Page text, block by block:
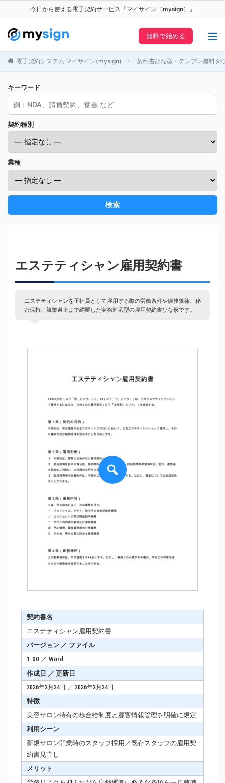
今日から使える電子契約サービス「マイサイン（mysign）」
無料で始める
電子契約システム マイサイン(mysign) 契約書ひな型・テンプレ無料ダ
キーワード
契約種別
業種
検索
エステティシャン雇用契約書
エステティシャンを正社員として雇用する際の労働条件や服務規律、秘
密保持、競業避止まで網羅した実務対応型の雇用契約書ひな形です。
契約書名
エステティシャン雇用契約書
バージョン ／ ファイル
1.00 ／ Word
作成日 ／ 更新日
2026年2月24日 ／ 2026年2月24日
特徴
美容サロン特有の歩合給制度と顧客情報管理を明確に規定
利用シーン
新規サロン開業時のスタッフ採用／既存スタッフの雇用契
約書見直し
メリット